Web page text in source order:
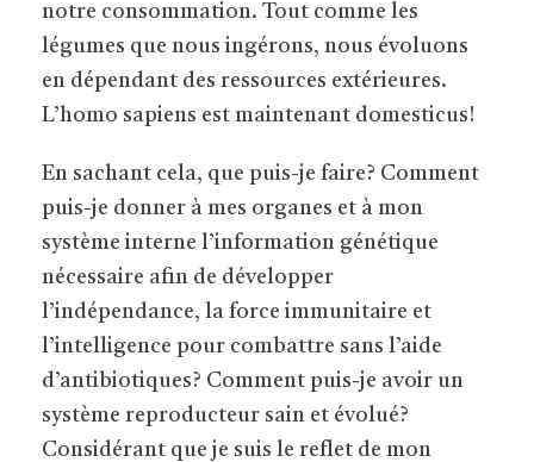
notre consommation. Tout comme les
légumes que nous ingérons, nous évoluons
en dépendant des ressources extérieures.
L’homo sapiens est maintenant domesticus!
En sachant cela, que puis-je faire? Comment
puis-je donner à mes organes et à mon
système interne l’information génétique
nécessaire afin de développer
l’indépendance, la force immunitaire et
l’intelligence pour combattre sans l’aide
d’antibiotiques? Comment puis-je avoir un
système reproducteur sain et évolué?
Considérant que je suis le reflet de mon